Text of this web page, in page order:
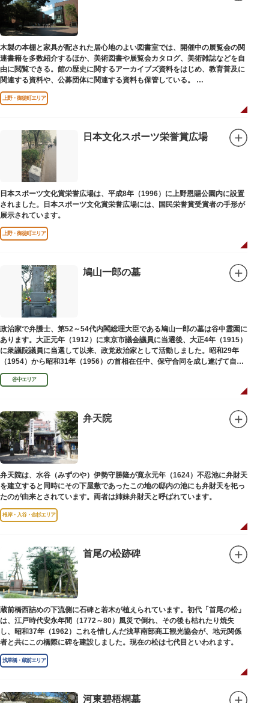
木製の本棚と家具が配された居心地のよい図書室では、開催中の展覧会の関
連書籍を多数紹介するほか、美術図書や展覧会カタログ、美術雑誌などを自
由に閲覧できる。館の歴史に関するアーカイブズ資料をはじめ、教育普及に
関連する資料や、公募団体に関連する資料も保管している。
（画像提供：東京都美術館）
上野・御徒町エリア
日本文化スポーツ栄誉賞広場
日本スポーツ文化賞栄誉広場は、平成8年（1996）に上野恩賜公園内に設置
されました。日本スポーツ文化賞栄誉広場には、国民栄誉賞受賞者の手形が
展示されています。
上野・御徒町エリア
鳩山一郎の墓
政治家で弁護士、第52～54代内閣総理大臣である鳩山一郎の墓は谷中霊園に
あります。大正元年（1912）に東京市議会議員に当選後、大正4年（1915）
に衆議院議員に当選して以来、政党政治家として活動しました。昭和29年
（1954）から昭和31年（1956）の首相在任中、保守合同を成し遂げて自由
民主党の初代総裁となり、日本とソビエト連邦の国交回復を実現しました。
谷中エリア
弁天院
弁天院は、水谷（みずのや）伊勢守勝隆が寛永元年（1624）不忍池に弁財天
を建立すると同時にその下屋敷であったこの地の邸内の池にも弁財天を祀っ
たのが由来とされています。両者は姉妹弁財天と呼ばれています。
根岸・入谷・金杉エリア
首尾の松跡碑
蔵前橋西詰めの下流側に石碑と若木が植えられています。初代「首尾の松」
は、江戸時代安永年間（1772～80）風災で倒れ、その後も枯れたり焼失
し、昭和37年（1962）これを惜しんだ浅草南部商工観光協会が、地元関係
者と共にこの橋際に碑を建設しました。現在の松は七代目といわれます。
浅草橋・蔵前エリア
河東碧梧桐墓